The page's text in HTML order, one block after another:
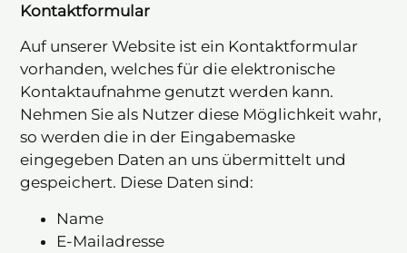
Kontaktformular
Auf unserer Website ist ein Kontaktformular
vorhanden, welches für die elektronische
Kontaktaufnahme genutzt werden kann.
Nehmen Sie als Nutzer diese Möglichkeit wahr,
so werden die in der Eingabemaske
eingegeben Daten an uns übermittelt und
gespeichert. Diese Daten sind:
Name
E-Mailadresse